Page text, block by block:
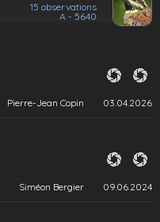
15 observations
A - 5640
Pierre-Jean Copin 03.04.2026
Siméon Bergier 09.06.2024